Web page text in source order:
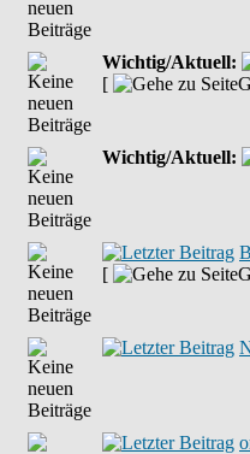
Wichtig/Aktuell:
[
Wichtig/Aktuell:
[